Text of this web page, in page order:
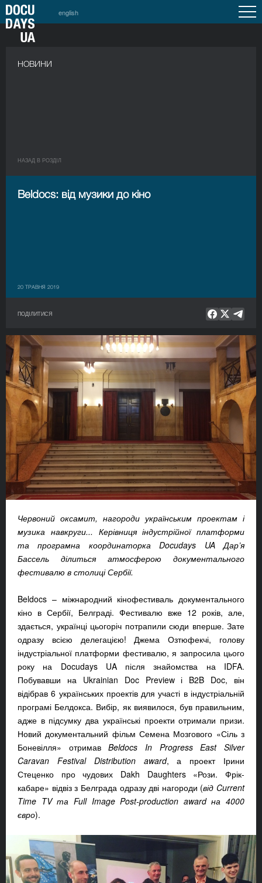
english
НОВИНИ
НАЗАД В РОЗДIЛ
Beldocs: від музики до кіно
20 ТРАВНЯ 2019
ПОДІЛИТИСЯ
Червоний оксамит, нагороди українським проектам і
музика навкруги... Керівниця індустрійної платформи
та програмна координаторка Docudays UA Дар’я
Бассель ділиться атмосферою документального
фестивалю в столиці Сербії.
Beldocs – міжнародний кінофестиваль документального
кіно в Сербії, Белграді. Фестивалю вже 12 років, але,
здається, українці цьогоріч потрапили сюди вперше. Зате
одразу всією делегацією! Джема Озтюфекчі, голову
індустріальної платформи фестивалю, я запросила цього
року на Docudays UA після знайомства на IDFA.
Побувавши на Ukrainian Doc Preview і B2B Doc, він
відібрав 6 українських проектів для участі в індустріальній
програмі Белдокса. Вибір, як виявилося, був правильним,
адже в підсумку два українські проекти отримали призи.
Новий документальний фільм Семена Мозгового «Сіль з
Боневілля» отримавBeldocs In Progress East Silver
Caravan Festival Distribution award, а проект Ірини
Стеценко про чудових Dakh Daughters «Рози. Фрік-
кабаре» відвіз з Белграда одразу дві нагороди (від Current
Time TV та Full Image Post-production award на 4000
євро).